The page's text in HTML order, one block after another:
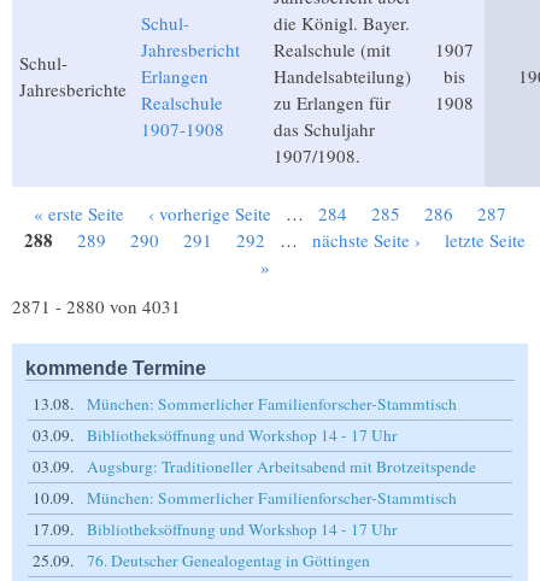
Schul-
Jahresberichte
Schul-
Jahresbericht
Erlangen
Realschule
1907-1908
die Königl. Bayer.
Realschule (mit
Handelsabteilung)
zu Erlangen für
das Schuljahr
1907/1908.
1907
bis
1908
Seiten
« erste Seite ‹ vorherige Seite … 284 285 286 287
288 289 290 291 292 … nächste Seite ›
letzte Seite
»
2871 - 2880 von 4031
kommende Termine
13.08.
München: Sommerlicher Familienforscher-Stammtisch
03.09.
Bibliotheksöffnung und Workshop 14 - 17 Uhr
03.09.
Augsburg: Traditioneller Arbeitsabend mit Brotzeitspende
10.09.
München: Sommerlicher Familienforscher-Stammtisch
17.09.
Bibliotheksöffnung und Workshop 14 - 17 Uhr
25.09.
76. Deutscher Genealogentag in Göttingen